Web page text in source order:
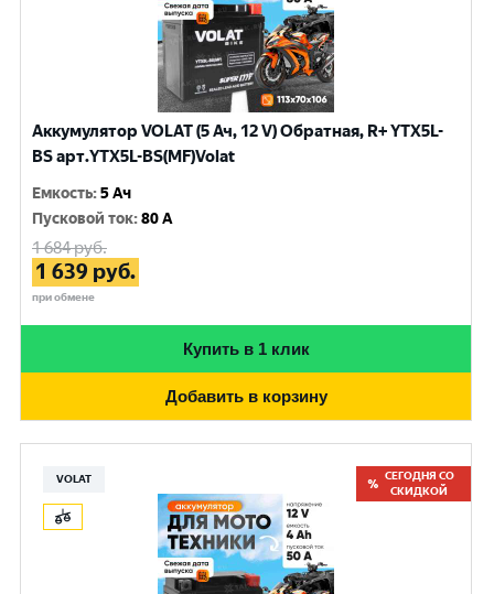
Аккумулятор VOLAT (5 Ач, 12 V) Обратная, R+ YTX5L-
BS арт.YTX5L-BS(MF)Volat
Емкость:5 Ач
Пусковой ток:80 A
1 684руб.
1 639 руб.
при обмене
Купить в 1 клик
Добавить в корзину
VOLAT
СЕГОДНЯ СО
СКИДКОЙ